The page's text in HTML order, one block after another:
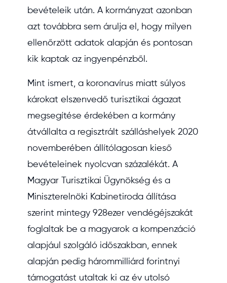
bevételeik után. A kormányzat azonban
azt továbbra sem árulja el, hogy milyen
ellenőrzött adatok alapján és pontosan
kik kaptak az ingyenpénzből.
Mint ismert, a koronavírus miatt súlyos
károkat elszenvedő turisztikai ágazat
megsegítése érdekében a kormány
átvállalta a regisztrált szálláshelyek 2020
novemberében állítólagosan kieső
bevételeinek nyolcvan százalékát. A
Magyar Turisztikai Ügynökség és a
Miniszterelnöki Kabinetiroda állítása
szerint mintegy 928ezer vendégéjszakát
foglaltak be a magyarok a kompenzáció
alapjául szolgáló időszakban, ennek
alapján pedig hárommilliárd forintnyi
támogatást utaltak ki az év utolsó